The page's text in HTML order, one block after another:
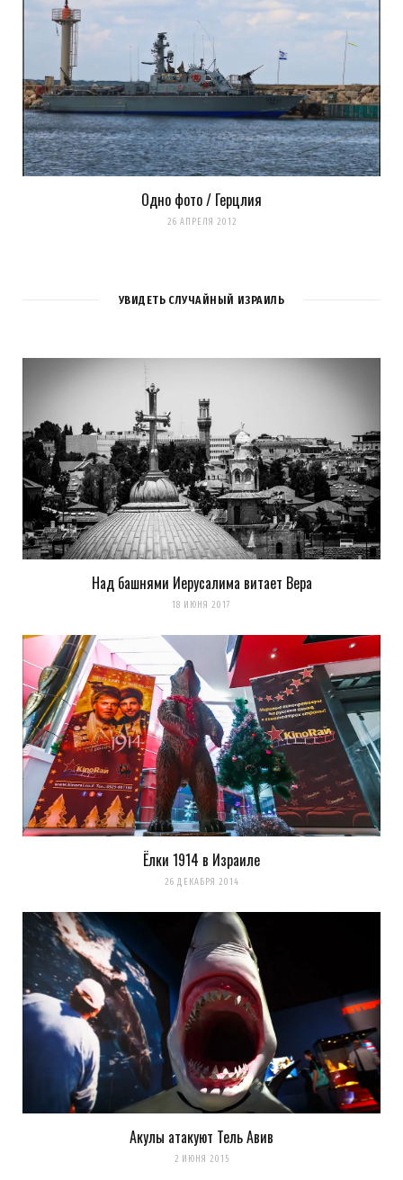
Одно фото / Герцлия
26 АПРЕЛЯ 2012
УВИДЕТЬ СЛУЧАЙНЫЙ ИЗРАИЛЬ
Над башнями Иерусалима витает Вера
18 ИЮНЯ 2017
Ёлки 1914 в Израиле
26 ДЕКАБРЯ 2014
Акулы атакуют Тель Авив
2 ИЮНЯ 2015